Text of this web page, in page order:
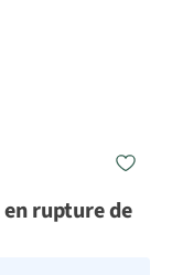
rupture de